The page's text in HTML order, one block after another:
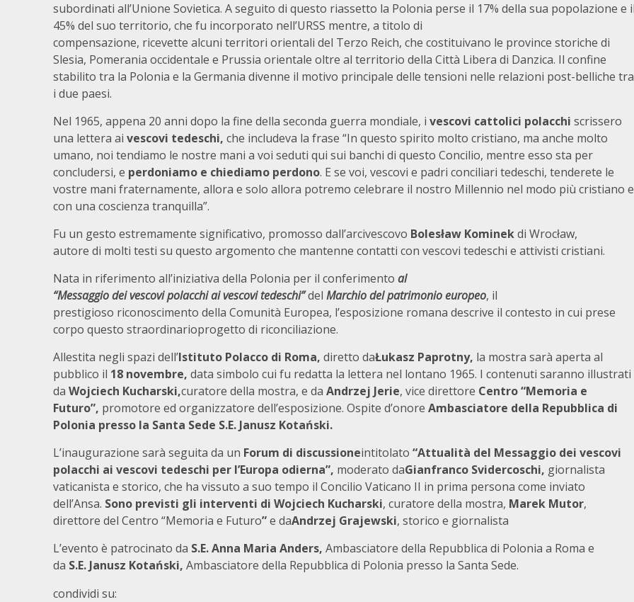
subordinati all’Unione Sovietica. A seguito di questo riassetto la Polonia perse il 17% della sua popolazione e
45% del suo territorio, che fu incorporato nell’URSS mentre, a titolo di
compensazione, ricevette alcuni territori orientali del Terzo Reich, che costituivano le province storiche di
Slesia, Pomerania occidentale e Prussia orientale oltre al territorio della Città Libera di Danzica. Il confine
stabilito tra la Polonia e la Germania divenne il motivo principale delle tensioni nelle relazioni post-belliche tra
i due paesi.
Nel 1965, appena 20 anni dopo la fine della seconda guerra mondiale, i vescovi cattolici polacchi scrissero
una lettera ai vescovi tedeschi, che includeva la frase “In questo spirito molto cristiano, ma anche molto
umano, noi tendiamo le nostre mani a voi seduti qui sui banchi di questo Concilio, mentre esso sta per
concludersi, e perdoniamo e chiediamo perdono. E se voi, vescovi e padri conciliari tedeschi, tenderete le
vostre mani fraternamente, allora e solo allora potremo celebrare il nostro Millennio nel modo più cristiano e
con una coscienza tranquilla”.
Fu un gesto estremamente significativo, promosso dall’arcivescovo Bolesław Kominekdi Wrocław,
autore di molti testi su questo argomento che mantenne contatti con vescovi tedeschi e attivisti cristiani.
Nata in riferimento all’iniziativa della Polonia per il conferimento al
“Messaggio dei vescovi polacchi ai vescovi tedeschi”del Marchio del patrimonio europeo, il
prestigioso riconoscimento della Comunità Europea, l’esposizione romana descrive il contesto in cui prese
corpo questo straordinarioprogetto di riconciliazione.
Allestita negli spazi dell’Istituto Polacco di Roma, diretto daŁukasz Paprotny, la mostra sarà aperta al
pubblico il 18 novembre, data simbolo cui fu redatta la lettera nel lontano 1965. I contenuti saranno illustrati
da Wojciech Kucharski,curatore della mostra, e da Andrzej Jerie, vice direttore Centro “Memoria e
Futuro”, promotore ed organizzatore dell’esposizione. Ospite d’onore Ambasciatore della Repubblica di
Polonia presso la Santa Sede S.E. Janusz Kotański.
L’inaugurazione sarà seguita da un Forum di discussioneintitolato “Attualità del Messaggio dei vescovi
polacchi ai vescovi tedeschi per l’Europa odierna”, moderato daGianfranco Svidercoschi, giornalista
vaticanista e storico, che ha vissuto a suo tempo il Concilio Vaticano II in prima persona come inviato
dell’Ansa. Sono previsti gli interventi di Wojciech Kucharski, curatore della mostra, Marek Mutor,
direttore del Centro “Memoria e Futuro”e daAndrzej Grajewski, storico e giornalista
L’evento è patrocinato da S.E.Anna Maria Anders, Ambasciatore della Repubblica di Polonia a Roma e
da S.E. Janusz Kotański, Ambasciatore della Repubblica di Polonia presso la Santa Sede.
condividi su: